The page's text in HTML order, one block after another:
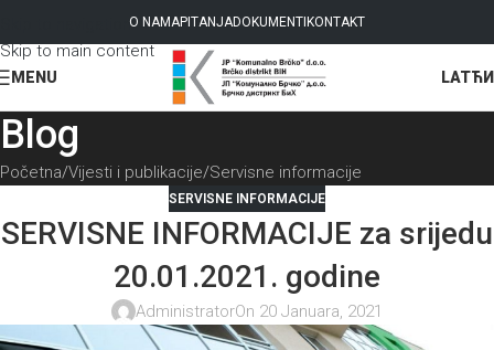
Skip to navigation
Skip to main content
O NAMAPITANJADOKUMENTI KONTAKT
MENU LAT
Blog
Početna Vijesti i publikacije Servisne informacije
SERVISNE INFORMACIJE
SERVISNE INFORMACIJE za srijedu
20.01.2021. godine
AdministratorOn 20 Januara, 2021